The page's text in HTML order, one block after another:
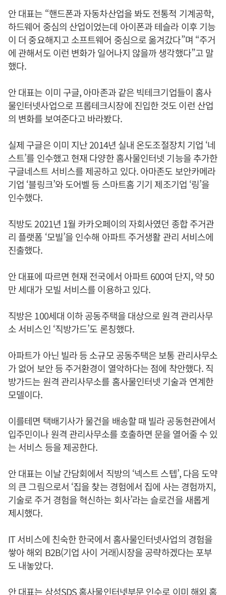
안 대표는 “핸드폰과 자동차산업을 봐도 전통적 기계공학,
하드웨어 중심의 산업이었는데 아이폰과 테슬라 이후 기능
이 더 중요해지고 소프트웨어 중심으로 옮겨갔다”며 “주거
에 관해서도 이런 변화가 일어나지 않을까 생각했다”고 말
했다.
안 대표는 이미 구글, 아마존과 같은 빅테크기업들이 홈사
물인터넷사업으로 프롭테크시장에 진입한 것도 이런 산업
의 변화를 보여준다고 바라봤다.
실제 구글은 이미 지난 2014년 실내 온도조절장치 기업 ‘네
스트’를 인수했고 현재 다양한 홈사물인터넷 기능을 추가한
구글네스트 서비스를 제공하고 있다. 아마존도 보안카메라
기업 ‘블링크’와 도어벨 등 스마트홈 기기 제조기업 ‘링’을
인수했다.
직방도 2021년 1월 카카오페이의 자회사였던 종합 주거관
리 플랫폼 ‘모빌’을 인수해 아파트 주거생활 관리 서비스에
진출했다.
안 대표에 따르면 현재 전국에서 아파트 600여 단지, 약 50
만 세대가 모빌 서비스를 이용하고 있다.
직방은 100세대 이하 공동주택을 대상으로 원격 관리사무
소 서비스인 ‘직방가드’도 론칭했다.
아파트가 아닌 빌라 등 소규모 공동주택은 보통 관리사무소
가 없어 보안 등 주거환경이 열악하다는 점에 착안했다. 직
방가드는 원격 관리사무소를 홈사물인터넷 기술과 연계한
모델이다.
이를테면 택배기사가 물건을 배송할 때 빌라 공동현관에서
입주민이나 원격 관리사무소를 호출하면 문을 열어줄 수 있
는 서비스 등을 제공한다.
안 대표는 이날 간담회에서 직방의 ‘넥스트 스텝’, 다음 도약
의 큰 그림으로서 ‘집을 찾는 경험에서 집에 사는 경험까지,
기술로 주거 경험을 혁신하는 회사’라는 슬로건을 새롭게
제시했다.
IT 서비스에 친숙한 한국에서 홈사물인터넷사업의 경험을
쌓아 해외 B2B(기업 사이 거래)시장을 공략하겠다는 포부
도 내놓았다.
안 대표는 삼성SDS 홈사물인터넷부문 인수로 이미 해외 홈